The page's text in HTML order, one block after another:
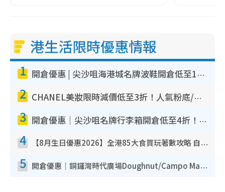
港生活限時優惠情報
1 開倉優惠 | 尖沙咀海港城名牌波鞋開倉低至1折！On鞋$899起／Joy&Peace鞋履$98起
2 CHANEL美妝限時減價低至3折！人氣粉底/唇膏/精華液低至$275！COCO香水都有平
3 開倉優惠｜尖沙咀名牌行李箱開倉低至4折！一連5日 American Tourister/ace./Hallmark $200起！
4 【8月生日優惠2026】全港85大食買玩著數攻略 自助餐/火鍋放題同行免費＋誠品/DONKI送現金券
5 開倉優惠｜銅鑼灣時代廣場Doughnut/Campo Marzio開倉低至1折！背囊、書包、手袋劈價$200起